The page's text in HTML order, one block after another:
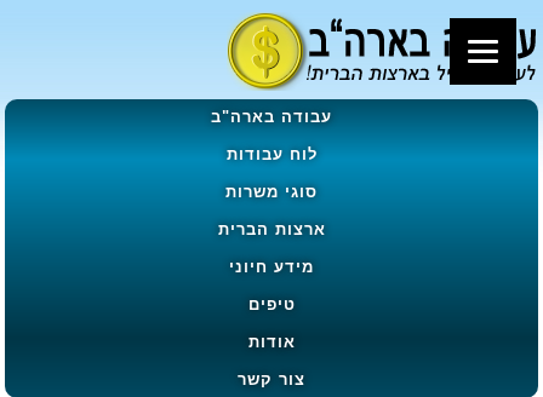
עבודה בארה"ב
לוח עבודות
סוגי משרות
ארצות הברית
מידע חיוני
טיפים
אודות
צור קשר